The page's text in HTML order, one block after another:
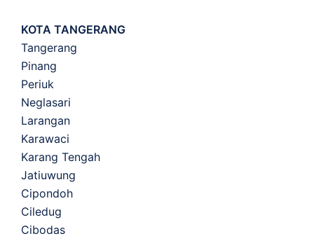
KOTA TANGERANG
Tangerang
Pinang
Periuk
Neglasari
Larangan
Karawaci
Karang Tengah
Jatiuwung
Cipondoh
Ciledug
Cibodas